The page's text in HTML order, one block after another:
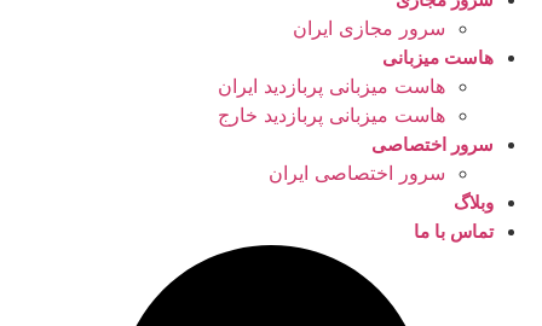
سرور مجازی ایران
هاست میزبانی
هاست میزبانی پربازدید ایران
هاست میزبانی پربازدید خارج
سرور اختصاصی
سرور اختصاصی ایران
وبلاگ
تماس با ما